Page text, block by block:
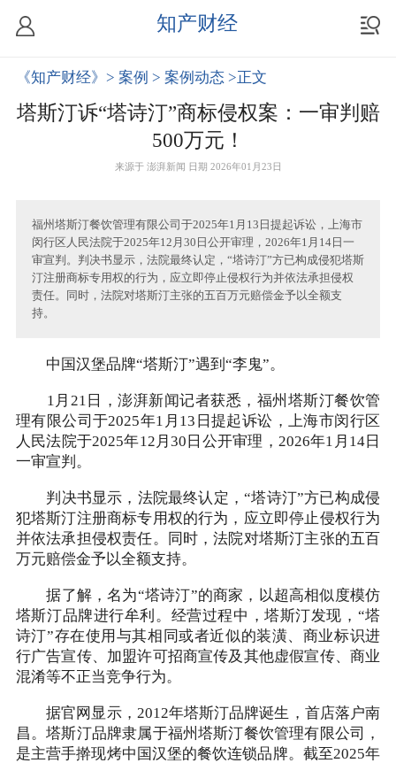
知产财经
《知产财经》 > 案例 > 案例动态 >正文
塔斯汀诉“塔诗汀”商标侵权案：一审判赔
500万元！
来源于 澎湃新闻 日期 2026年01月23日
福州塔斯汀餐饮管理有限公司于2025年1月13日提起诉讼，上海市
闵行区人民法院于2025年12月30日公开审理，2026年1月14日一
审宣判。判决书显示，法院最终认定，“塔诗汀”方已构成侵犯塔斯
汀注册商标专用权的行为，应立即停止侵权行为并依法承担侵权
责任。同时，法院对塔斯汀主张的五百万元赔偿金予以全额支
持。
中国汉堡品牌“塔斯汀”遇到“李鬼”。
1月21日，澎湃新闻记者获悉，福州塔斯汀餐饮管
理有限公司于2025年1月13日提起诉讼，上海市闵行区
人民法院于2025年12月30日公开审理，2026年1月14日
一审宣判。
判决书显示，法院最终认定，“塔诗汀”方已构成侵
犯塔斯汀注册商标专用权的行为，应立即停止侵权行为
并依法承担侵权责任。同时，法院对塔斯汀主张的五百
万元赔偿金予以全额支持。
据了解，名为“塔诗汀”的商家，以超高相似度模仿
塔斯汀品牌进行牟利。经营过程中，塔斯汀发现，“塔
诗汀”存在使用与其相同或者近似的装潢、商业标识进
行广告宣传、加盟许可招商宣传及其他虚假宣传、商业
混淆等不正当竞争行为。
据官网显示，2012年塔斯汀品牌诞生，首店落户南
昌。塔斯汀品牌隶属于福州塔斯汀餐饮管理有限公司，
是主营手擀现烤中国汉堡的餐饮连锁品牌。截至2025年